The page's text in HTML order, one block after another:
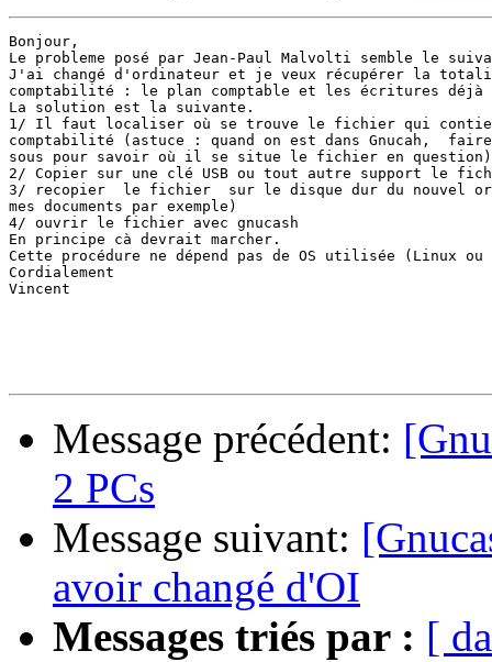
Bonjour,
Le probleme posé par Jean-Paul Malvolti semble le
J'ai changé d'ordinateur et je veux récupérer la
comptabilité : le plan comptable et les écritures déjà
La solution est la suivante.
1/ Il faut localiser où se trouve le fichier qui
comptabilité (astuce : quand on est dans Gnucah,
sous pour savoir où il se situe le fichier en
2/ Copier sur une clé USB ou tout autre support le
3/ recopier  le fichier  sur le disque dur du nouvel
mes documents par exemple)
4/ ouvrir le fichier avec gnucash
En principe cà devrait marcher.
Cette procédure ne dépend pas de OS utilisée (Linux ou
Cordialement
Vincent
Message précédent:
2 PCs
Message suivant:
avoir changé d'OI
Messages triés par : [